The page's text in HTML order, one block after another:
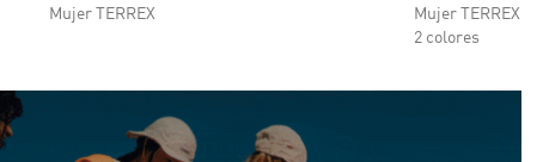
Mujer TERREX
Mujer TERREX
2 colores